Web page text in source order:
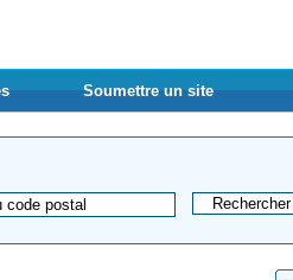
Soumettre un site